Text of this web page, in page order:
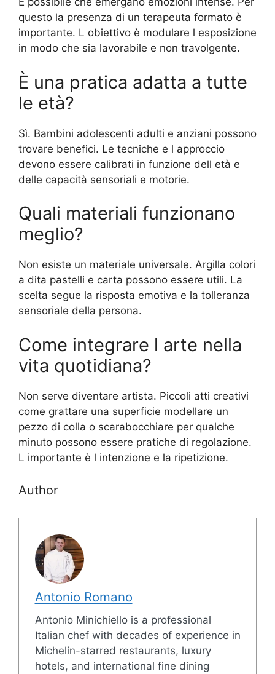
questo la presenza di un terapeuta formato è
importante. L obiettivo è modulare l esposizione
in modo che sia lavorabile e non travolgente.
È una pratica adatta a tutte
le età?
Sì. Bambini adolescenti adulti e anziani possono
trovare benefici. Le tecniche e l approccio
devono essere calibrati in funzione dell età e
delle capacità sensoriali e motorie.
Quali materiali funzionano
meglio?
Non esiste un materiale universale. Argilla colori
a dita pastelli e carta possono essere utili. La
scelta segue la risposta emotiva e la tolleranza
sensoriale della persona.
Come integrare l arte nella
vita quotidiana?
Non serve diventare artista. Piccoli atti creativi
come grattare una superficie modellare un
pezzo di colla o scarabocchiare per qualche
minuto possono essere pratiche di regolazione.
L importante è l intenzione e la ripetizione.
Author
Antonio Romano
Antonio Minichiello is a professional
Italian chef with decades of experience in
Michelin-starred restaurants, luxury
hotels, and international fine dining